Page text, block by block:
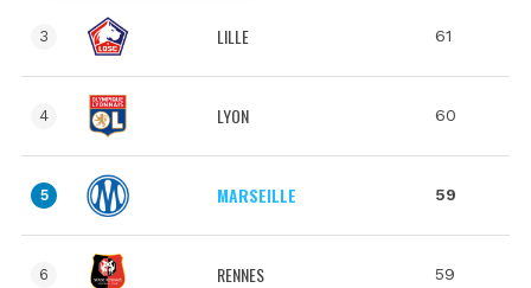
3 LILLE 61
4 LYON 60
5 MARSEILLE 59
6 RENNES 59